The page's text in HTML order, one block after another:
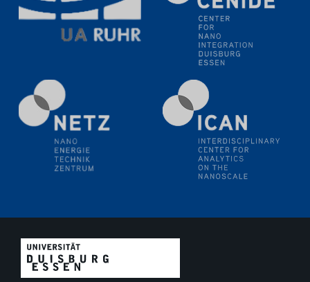
11.06.2024
SFB 1242 Kolloquium
"Transient core-hole screening in photoexcited ZnO
investigated by time-resolved X-ray absorption
12.06.2024
GDCh Kolloquium
Festkolloquium Verleihung des Zellner-
Wissenschaftspreises Preisträgerin: Dr. Viktorija
Glembockyté Ludwig-Maximilians-Universität München
Physikalisches Kolloquium
13.06.2024
UDE4future Ringvorlesung